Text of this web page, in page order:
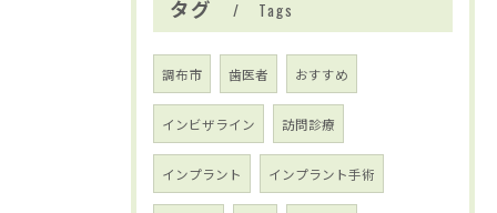
タグ Tags
調布市 歯医者 おすすめ
インビザライン 訪問診療
インプラント インプラント手術